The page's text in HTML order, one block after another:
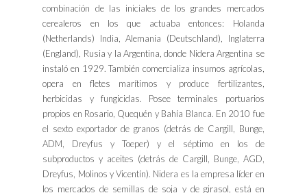
combinación de las iniciales de los grandes mercados
cerealeros en los que actuaba entonces: Holanda
(Netherlands) India, Alemania (Deutschland), Inglaterra
(England), Rusia y la Argentina, donde Nidera Argentina se
instaló en 1929. También comercializa insumos agrícolas,
opera en fletes marítimos y produce fertilizantes,
herbicidas y fungicidas. Posee terminales portuarios
propios en Rosario, Quequén y Bahía Blanca. En 2010 fue
el sexto exportador de granos (detrás de Cargill, Bunge,
ADM, Dreyfus y Toeper) y el séptimo en los de
subproductos y aceites (detrás de Cargill, Bunge, AGD,
Dreyfus, Molinos y Vicentín). Nidera es la empresa líder en
los mercados de semillas de soja y de girasol, está en